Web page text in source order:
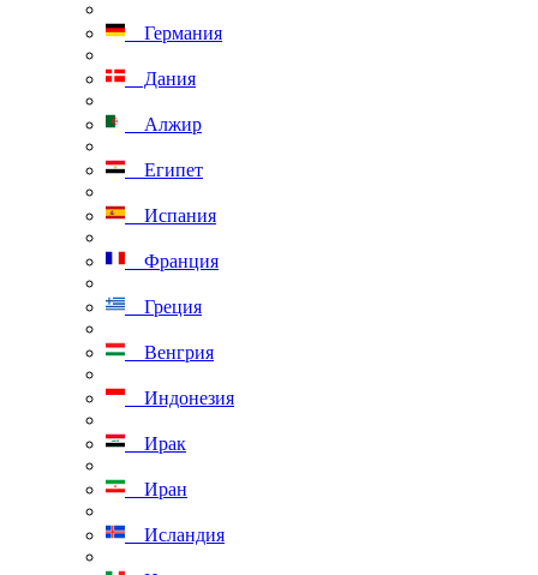
Германия
Дания
Алжир
Египет
Испания
Франция
Греция
Венгрия
Индонезия
Ирак
Иран
Исландия